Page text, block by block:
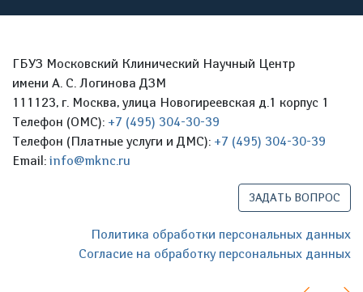
ГБУЗ Московский Клинический Научный Центр
имени А. С. Логинова ДЗМ
111123, г. Москва, улица Новогиреевская д.1 корпус 1
Телефон (ОМС): +7 (495) 304-30-39
Телефон (Платные услуги и ДМС): +7 (495) 304-30-39
Email: info@mknc.ru
ЗАДАТЬ ВОПРОС
Политика обработки персональных данных
Согласие на обработку персональных данных